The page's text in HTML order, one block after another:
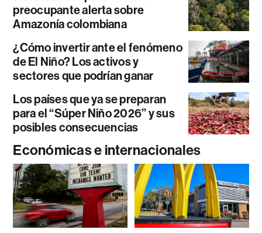
preocupante alerta sobre
Amazonía colombiana
¿Cómo invertir ante el fenómeno
de El Niño? Los activos y
sectores que podrían ganar
Los países que ya se preparan
para el “Súper Niño 2026” y sus
posibles consecuencias
Económicas e internacionales